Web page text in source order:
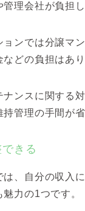
理会社が負担し
ョンでは分譲マ
どの負担はあり
ナンスに関する
管理の手間が省
きる
、自分の収入
力の1つです。